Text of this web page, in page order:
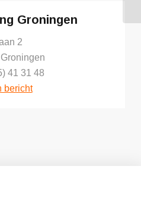
Groningen
2
41 31 48
bericht